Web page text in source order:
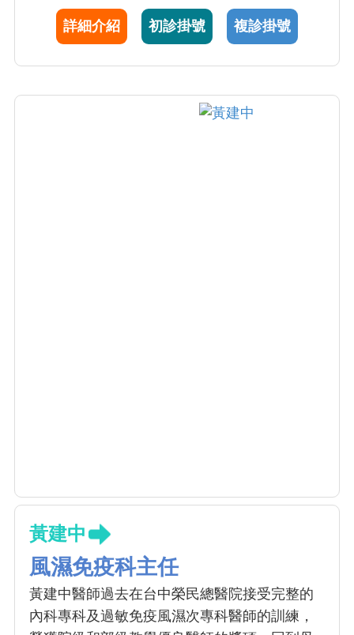
詳細介紹 初診掛號 複診掛號
黃建中
風濕免疫科主任
黃建中醫師過去在台中榮民總醫院接受完整的
內科專科及過敏免疫風濕次專科醫師的訓練，